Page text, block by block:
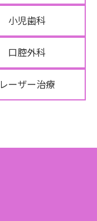
小児歯科
口腔外科
レーザー治療